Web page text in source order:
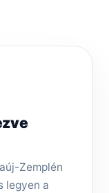
Zemplén
legyen a